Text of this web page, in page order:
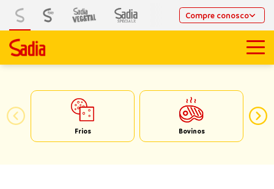
Compre conosco
Frios Bovinos